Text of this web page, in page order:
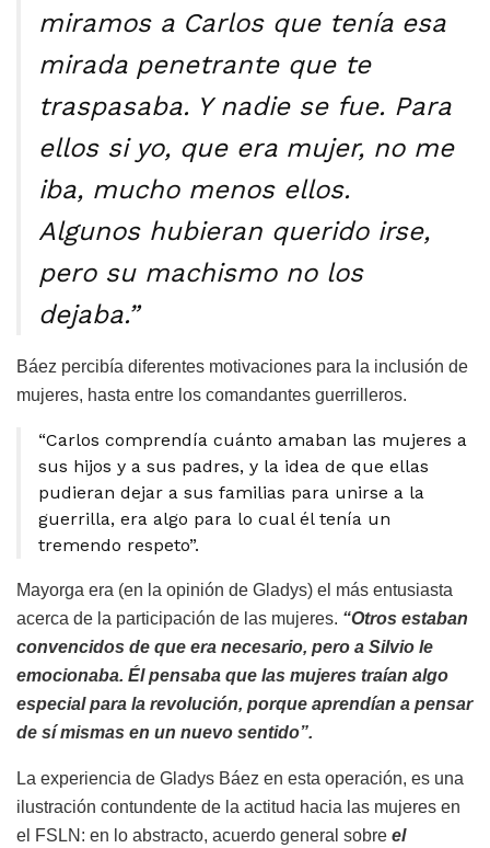
miramos a Carlos que tenía esa
mirada penetrante que te
traspasaba. Y nadie se fue. Para
ellos si yo, que era mujer, no me
iba, mucho menos ellos.
Algunos hubieran querido irse,
pero su machismo no los
dejaba.”
Báez percibía diferentes motivaciones para la inclusión de
mujeres, hasta entre los comandantes guerrilleros.
“Carlos comprendía cuánto amaban las mujeres a
sus hijos y a sus padres, y la idea de que ellas
pudieran dejar a sus familias para unirse a la
guerrilla, era algo para lo cual él tenía un
tremendo respeto”.
Mayorga era (en la opinión de Gladys) el más entusiasta
acerca de la participación de las mujeres. “Otros estaban
convencidos de que era necesario, pero a Silvio le
emocionaba. Él pensaba que las mujeres traían algo
especial para la revolución, porque aprendían a pensar
de sí mismas en un nuevo sentido”.
La experiencia de Gladys Báez en esta operación, es una
ilustración contundente de la actitud hacia las mujeres en
el FSLN: en lo abstracto, acuerdo general sobre el